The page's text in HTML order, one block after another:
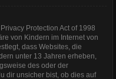
Protection Act of 1998
von Kindern im Internet von
dass Websites, die
unter 13 Jahren erheben,
des oder der
dir unsicher bist, ob dies auf